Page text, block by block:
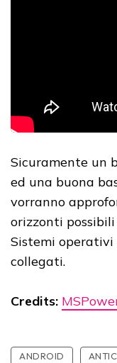
Sicuramente un
ed una buona
vorranno
orizzonti
Sistemi
collegati.
Credits:
ANDROID